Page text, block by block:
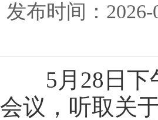
发布时间：
5月28日下午
会议，听取关